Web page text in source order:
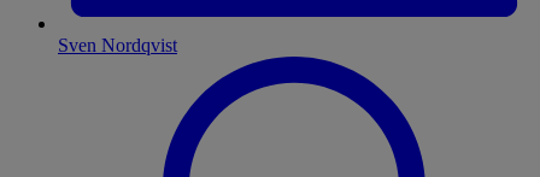
Sven Nordqvist